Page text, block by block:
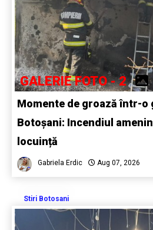
GALERIE FOTO - 2
Momente de groază într-o
Botoșani: Incendiul
locuință
Gabriela Erdic Aug 07, 2026
Stiri Botosani